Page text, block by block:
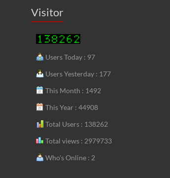
Visitor
Users Today : 97
Users Yesterday : 177
This Month : 1492
This Year : 44908
Total Users : 138262
Total views : 2979733
Who's Online : 2